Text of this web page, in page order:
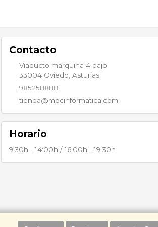
Contacto
Viaducto marquina 4 bajo
33004 Oviedo Asturias
985258888
tienda@mpcinformatica.com
Horario
9:30h - 14:00h / 16:00h - 19:30h